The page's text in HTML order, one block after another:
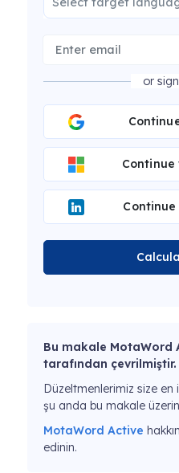
or
Bu makale MotaWord
tarafından çevrilmiştir.
Düzeltmenlerimiz size
şu anda bu makale
MotaWord Active
edinin.